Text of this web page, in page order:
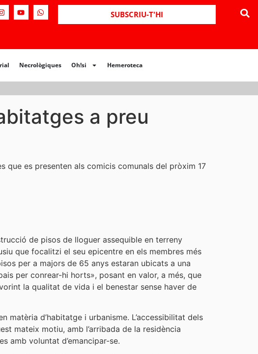
SUBSCRIU-T'HI
Necrològiques Oh!si Hemeroteca
Necrològiques Hemeroteca
a preu
que es presenten als comicis comunals del pròxim 17
de pisos de lloguer assequible en terreny
que focalitzi el seu epicentre en els membres més
per a majors de 65 anys estaran ubicats a una
per conrear-hi horts», posant en valor, a més, que
la qualitat de vida i el benestar sense haver de
matèria d’habitatge i urbanisme. L’accessibilitat dels
mateix motiu, amb l’arribada de la residència
amb voluntat d’emancipar-se.